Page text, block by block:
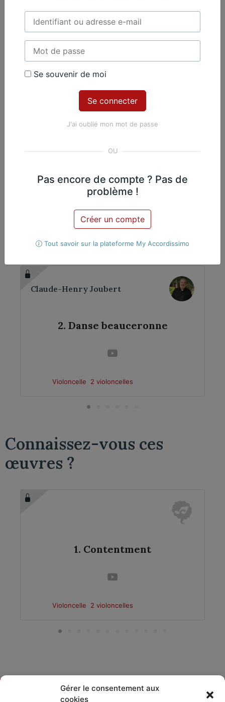
Gérer le consentement aux
cookies
Piano
Contenu Premium
Accédez à tout le contenu
par an
Je m'abonne
Nicolas Martin, Piano
Œuvres du même
compositeur​
Claude-Henry Joubert
2. Danse beauceronne
Violoncelle 2 violoncelles
Connaissez-vous ces
œuvres ?
1. Contentment
Violoncelle 2 violoncelles
Se souvenir de moi
J'ai oublié mon mot de passe
Pas encore de compte ? Pas de
problème !
Créer un compte
Tout savoir sur la plateforme My Accordissimo